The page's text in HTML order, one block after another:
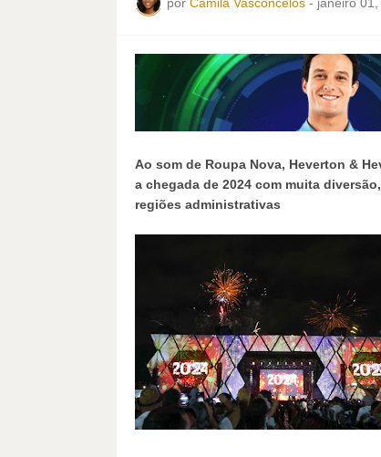
Ao som de Roupa Nova, Heverton &
a chegada de 2024 com muita
regiões administrativas